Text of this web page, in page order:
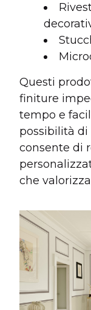
Questi
finiture
tempo e
possibilità
consente di
che